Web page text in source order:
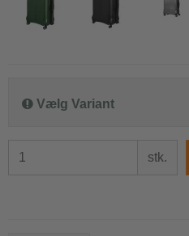
Vælg Variant
stk.